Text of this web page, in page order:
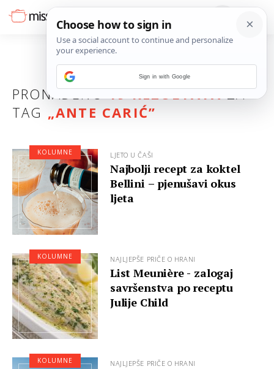
PRONAĐENO19 REZULTATAZA
TAG „ANTE CARIĆ”
LJETO U ČAŠI
Najbolji recept za koktel
Bellini – pjenušavi okus
ljeta
KOLUMNE
NAJLJEPŠE PRIČE O HRANI
List Meunière - zalogaj
savršenstva po receptu
Julije Child
KOLUMNE
NAJLJEPŠE PRIČE O HRANI
KOLUMNE
Sign in with Google